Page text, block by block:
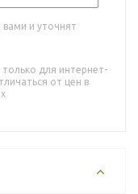
и уточнят
для интернет-
от цен в